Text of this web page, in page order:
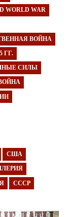
WORLD WAR
ВОЙНА
ГГ.
СИЛЫ
США
СССР